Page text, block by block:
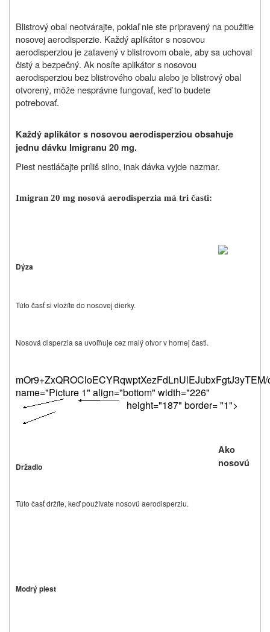
Blistrový obal neotvárajte, pokiaľ nie ste pripravený na použitie
nosovej aerodisperzie. Každý aplikátor s nosovou
aerodisperziou je zatavený v blistrovom obale, aby sa uchoval
čistý a bezpečný. Ak nosíte aplikátor s nosovou
aerodisperziou bez blistrového obalu alebo je blistrový obal
otvorený, môže nesprávne fungovať, keď to budete
potrebovať.
Každý aplikátor s nosovou aerodisperziou obsahuje
jednu dávku Imigranu 20 mg.
Piest nestláčajte príliš silno, inak dávka vyjde nazmar.
Imigran 20 mg nosová aerodisperzia má tri časti:
Dýza
Túto časť si vložíte do nosovej dierky.
Nosová disperzia sa uvoľňuje cez malý otvor v hornej časti.
Držadlo
Túto časť držíte, keď používate nosovú aerodisperziu.
Modrý piest
Ako
nosovú